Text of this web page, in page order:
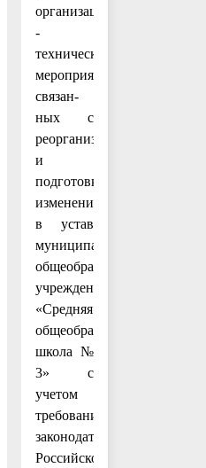
организационно
-
технических
мероприятий,
связан-
ных с
реорганизацией
и
подготовкой
изменений
в устав
муниципального
общеобразовательного
учреждения
«Средняя
общеобразовательная
школа №
3» с
учетом
требований
законодательства
Российской